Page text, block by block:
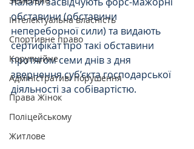
Інтелектуальна власність
Спортивне право
Корупційне
Адміністративі порушення
Права Жінок
Поліцейському
Житлове
обставини (обставини
непереборної сили) та видають
сертифікат про такі обставини
протягом семи днів з дня
звернення суб’єкта господарської
діяльності за собівартістю.